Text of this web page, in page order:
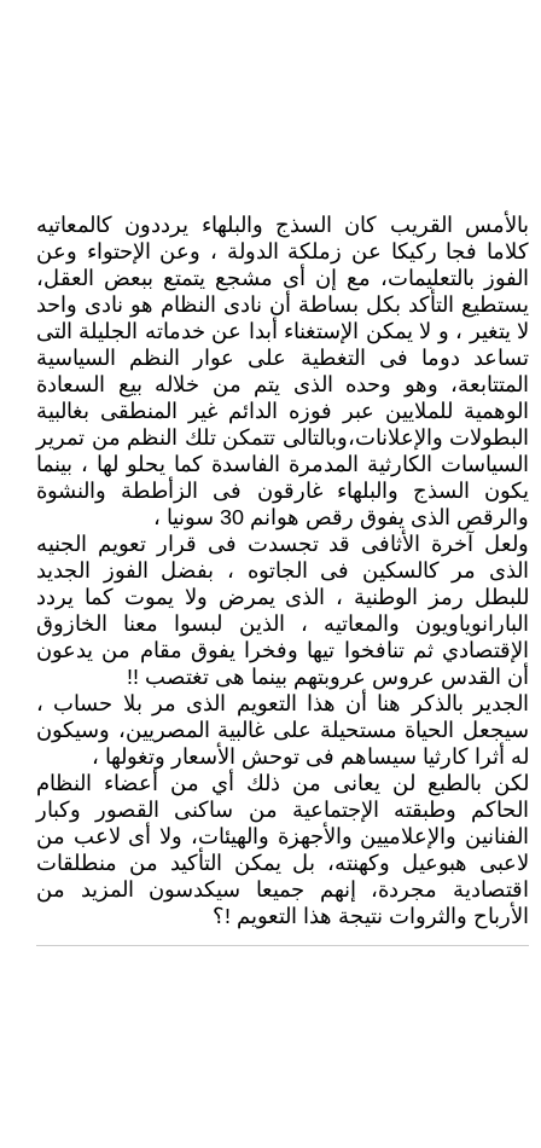
بالأمس القريب كان السذج والبلهاء يرددون كالمعاتيه
كلاما فجا ركيكا عن زملكة الدولة ، وعن الإحتواء وعن
الفوز بالتعليمات، مع إن أى مشجع يتمتع ببعض العقل،
يستطيع التأكد بكل بساطة أن نادى النظام هو نادى واحد
لا يتغير ، و لا يمكن الإستغناء أبدا عن خدماته الجليلة التى
تساعد دوما فى التغطية على عوار النظم السياسية
المتتابعة، وهو وحده الذى يتم من خلاله بيع السعادة
الوهمية للملايين عبر فوزه الدائم غير المنطقى بغالبية
البطولات والإعلانات،وبالتالى تتمكن تلك النظم من تمرير
السياسات الكارثية المدمرة الفاسدة كما يحلو لها ، بينما
يكون السذج والبلهاء غارقون فى الزأططة والنشوة
والرقص الذى يفوق رقص هوانم 30 سونيا ،
ولعل آخرة الأثافى قد تجسدت فى قرار تعويم الجنيه
الذى مر كالسكين فى الجاتوه ، بفضل الفوز الجديد
للبطل رمز الوطنية ، الذى يمرض ولا يموت كما يردد
البارانوياويون والمعاتيه ، الذين لبسوا معنا الخازوق
الإقتصادي ثم تنافخوا تيها وفخرا يفوق مقام من يدعون
أن القدس عروس عروبتهم بينما هى تغتصب !!
الجدير بالذكر هنا أن هذا التعويم الذى مر بلا حساب ،
سيجعل الحياة مستحيلة على غالبية المصريين، وسيكون
له أثرا كارثيا سيساهم فى توحش الأسعار وتغولها ،
لكن بالطبع لن يعانى من ذلك أي من أعضاء النظام
الحاكم وطبقته الإجتماعية من ساكنى القصور وكبار
الفنانين والإعلاميين والأجهزة والهيئات، ولا أى لاعب من
لاعبى هبوعيل وكهنته، بل يمكن التأكيد من منطلقات
اقتصادية مجردة، إنهم جميعا سيكدسون المزيد من
الأرباح والثروات نتيجة هذا التعويم !؟